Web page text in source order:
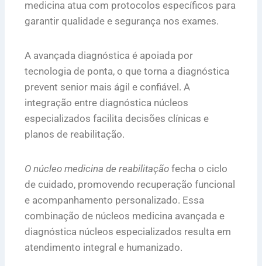
medicina atua com protocolos específicos para
garantir qualidade e segurança nos exames.
A avançada diagnóstica é apoiada por
tecnologia de ponta, o que torna a diagnóstica
prevent senior mais ágil e confiável. A
integração entre diagnóstica núcleos
especializados facilita decisões clínicas e
planos de reabilitação.
O núcleo medicina de reabilitação fecha o ciclo
de cuidado, promovendo recuperação funcional
e acompanhamento personalizado. Essa
combinação de núcleos medicina avançada e
diagnóstica núcleos especializados resulta em
atendimento integral e humanizado.